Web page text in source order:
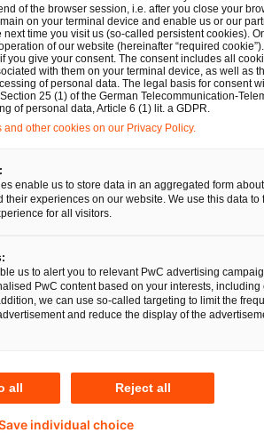
42001 im
ist eng mit anderen
wie diese. Sie bietet einen
AI Management Systems
auf die Entwicklung, die
Organisation definiert sind. Der
bestehender Standards
eine einfache Integration des KI-
ermöglicht, die sich bereits an
wie
orientieren. Wenn noch
sind, kann ISO/IEC 42001 auch
und definiert Anleitungen zu
of the browser session, i.e. after you close your
on your terminal device and enable us or our
time you visit us (so-called persistent cookies).
of our website (hereinafter “required
you give your consent. The consent includes all
with them on your terminal device, as well as
of personal data. The legal basis for consent
25 (1) of the German Telecommunication-
of personal data, Article 6 (1) lit. a GDPR.
other cookies on our Privacy Policy.
enable us to store data in an aggregated form
their experiences on our website. We use this data to
for all visitors.
us to alert you to relevant PwC advertising
PwC content based on your interests, including
we can use so-called targeting to limit the
and reduce the display of the
all Reject all
individual choice